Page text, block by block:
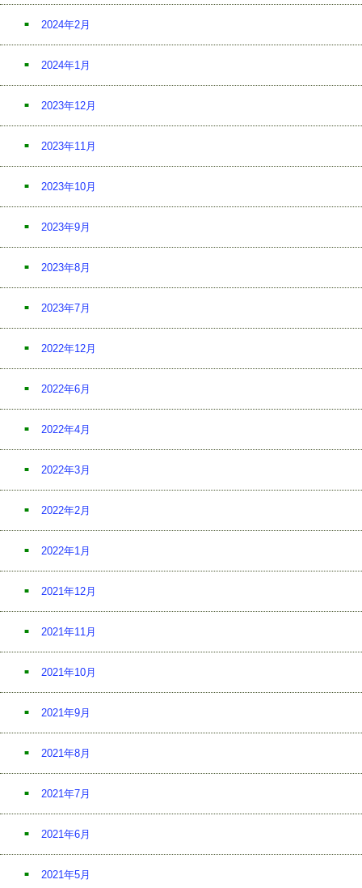
2024年2月
2024年1月
2023年12月
2023年11月
2023年10月
2023年9月
2023年8月
2023年7月
2022年12月
2022年6月
2022年4月
2022年3月
2022年2月
2022年1月
2021年12月
2021年11月
2021年10月
2021年9月
2021年8月
2021年7月
2021年6月
2021年5月